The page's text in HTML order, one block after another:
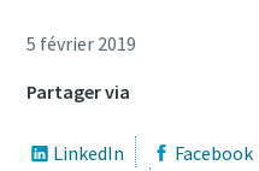
5 février 2019
Partager via
LinkedIn Facebook